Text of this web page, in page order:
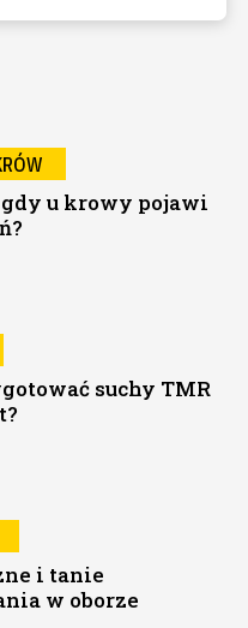
gdy u krowy pojawi
suchy TMR
i tanie
w oborze